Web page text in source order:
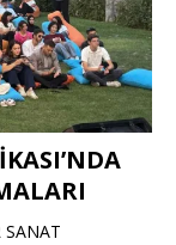
SANAT